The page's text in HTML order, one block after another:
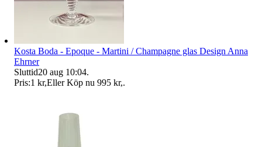
Kosta Boda - Epoque - Martini / Champagne glas Design Anna
Ehrner
Sluttid20 aug 10:04.
Pris:1 kr,Eller Köp nu 995 kr,.